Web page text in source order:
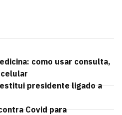
como usar consulta,
presidente ligado a
Covid para